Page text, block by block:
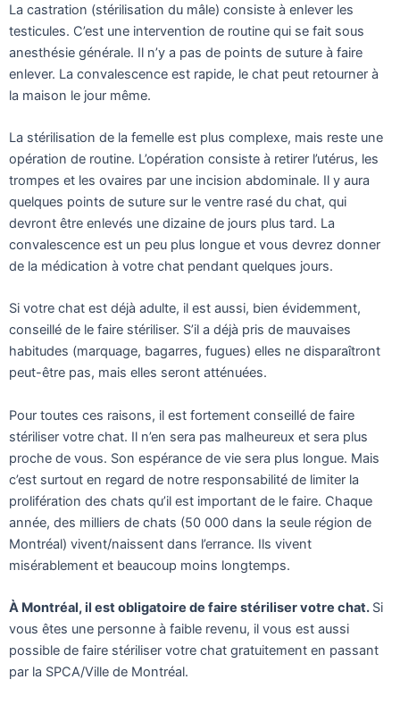
La castration (stérilisation du mâle) consiste à enlever les
testicules. C’est une intervention de routine qui se fait sous
anesthésie générale. Il n’y a pas de points de suture à faire
enlever. La convalescence est rapide, le chat peut retourner à
la maison le jour même.
La stérilisation de la femelle est plus complexe, mais reste une
opération de routine. L’opération consiste à retirer l’utérus, les
trompes et les ovaires par une incision abdominale. Il y aura
quelques points de suture sur le ventre rasé du chat, qui
devront être enlevés une dizaine de jours plus tard. La
convalescence est un peu plus longue et vous devrez donner
de la médication à votre chat pendant quelques jours.
Si votre chat est déjà adulte, il est aussi, bien évidemment,
conseillé de le faire stériliser. S’il a déjà pris de mauvaises
habitudes (marquage, bagarres, fugues) elles ne disparaîtront
peut-être pas, mais elles seront atténuées.
Pour toutes ces raisons, il est fortement conseillé de faire
stériliser votre chat. Il n’en sera pas malheureux et sera plus
proche de vous. Son espérance de vie sera plus longue. Mais
c’est surtout en regard de notre responsabilité de limiter la
prolifération des chats qu’il est important de le faire. Chaque
année, des milliers de chats (50 000 dans la seule région de
Montréal) vivent/naissent dans l’errance. Ils vivent
misérablement et beaucoup moins longtemps.
À Montréal, il est obligatoire de faire stériliser votre chat. Si
vous êtes une personne à faible revenu, il vous est aussi
possible de faire stériliser votre chat gratuitement en passant
par la SPCA/Ville de Montréal.